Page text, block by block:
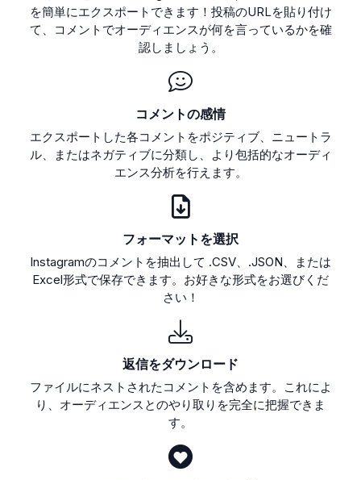
を簡単にエクスポートできます！投稿のURLを貼り付け
て、コメントでオーディエンスが何を言っているかを確
認しましょう。
コメントの感情
エクスポートした各コメントをポジティブ、ニュートラ
ル、またはネガティブに分類し、より包括的なオーディ
エンス分析を行えます。
フォーマットを選択
Instagramのコメントを抽出して .CSV、.JSON、または
Excel形式で保存できます。お好きな形式をお選びくだ
さい！
返信をダウンロード
ファイルにネストされたコメントを含めます。これによ
り、オーディエンスとのやり取りを完全に把握できま
す。